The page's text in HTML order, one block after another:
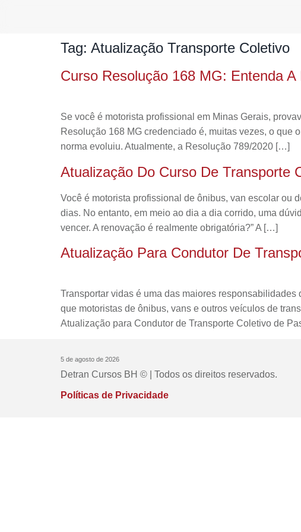
Tag: Atualização Transporte Coletivo
Curso Resolução 168 MG: Entenda
Se você é motorista profissional em Minas Gerais,
Resolução 168 MG credenciado é, muitas vezes, o que
norma evoluiu. Atualmente, a Resolução 789/2020 […]
Atualização Do Curso De Transporte
Você é motorista profissional de ônibus, van escolar ou
dias. No entanto, em meio ao dia a dia corrido, uma
vencer. A renovação é realmente obrigatória?” A […]
Atualização Para Condutor De
Transportar vidas é uma das maiores
que motoristas de ônibus, vans e outros veículos de
Atualização para Condutor de Transporte Coletivo de
5 de agosto de 2026
Detran Cursos BH © | Todos os direitos reservados.
Políticas de Privacidade